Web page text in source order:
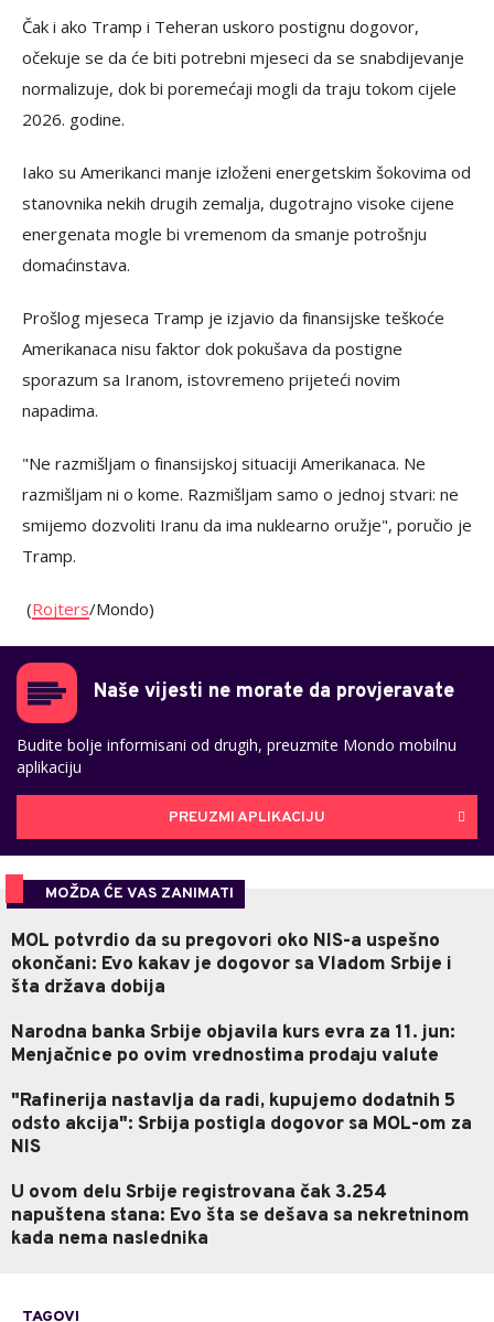
Čak i ako Tramp i Teheran uskoro postignu dogovor,
očekuje se da će biti potrebni mjeseci da se snabdijevanje
normalizuje, dok bi poremećaji mogli da traju tokom cijele
2026. godine.
Iako su Amerikanci manje izloženi energetskim šokovima od
stanovnika nekih drugih zemalja, dugotrajno visoke cijene
energenata mogle bi vremenom da smanje potrošnju
domaćinstava.
Prošlog mjeseca Tramp je izjavio da finansijske teškoće
Amerikanaca nisu faktor dok pokušava da postigne
sporazum sa Iranom, istovremeno prijeteći novim
napadima.
"Ne razmišljam o finansijskoj situaciji Amerikanaca. Ne
razmišljam ni o kome. Razmišljam samo o jednoj stvari: ne
smijemo dozvoliti Iranu da ima nuklearno oružje", poručio je
Tramp.
(Rojters/Mondo)
Naše vijesti ne morate da provjeravate
Budite bolje informisani od drugih, preuzmite Mondo mobilnu
aplikaciju
PREUZMI APLIKACIJU
MOŽDA ĆE VAS ZANIMATI
MOL potvrdio da su pregovori oko NIS-a uspešno
okončani: Evo kakav je dogovor sa Vladom Srbije i
šta država dobija
Narodna banka Srbije objavila kurs evra za 11. jun:
Menjačnice po ovim vrednostima prodaju valute
"Rafinerija nastavlja da radi, kupujemo dodatnih 5
odsto akcija": Srbija postigla dogovor sa MOL-om za
NIS
U ovom delu Srbije registrovana čak 3.254
napuštena stana: Evo šta se dešava sa nekretninom
kada nema naslednika
TAGOVI